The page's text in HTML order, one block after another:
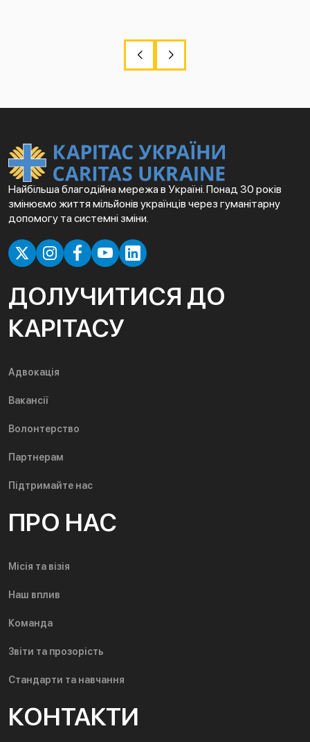
Найбільша благодійна мережа в Україні. Понад 30 років
змінюємо життя мільйонів українців через гуманітарну
допомогу та системні зміни.
ДОЛУЧИТИСЯ ДО
КАРІТАСУ
Адвокація
Вакансії
Волонтерство
Партнерам
Підтримайте нас
ПРО НАС
Місія та візія
Наш вплив
Команда
Звіти та прозорість
Стандарти та навчання
КОНТАКТИ